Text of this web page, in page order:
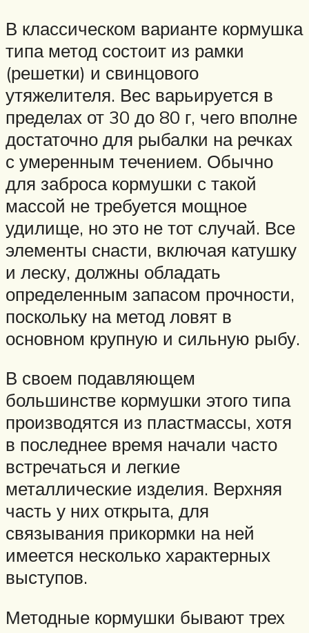
В классическом варианте кормушка
типа метод состоит из рамки
(решетки) и свинцового
утяжелителя. Вес варьируется в
пределах от 30 до 80 г, чего вполне
достаточно для рыбалки на речках
с умеренным течением. Обычно
для заброса кормушки с такой
массой не требуется мощное
удилище, но это не тот случай. Все
элементы снасти, включая катушку
и леску, должны обладать
определенным запасом прочности,
поскольку на метод ловят в
основном крупную и сильную рыбу.
В своем подавляющем
большинстве кормушки этого типа
производятся из пластмассы, хотя
в последнее время начали часто
встречаться и легкие
металлические изделия. Верхняя
часть у них открыта, для
связывания прикормки на ней
имеется несколько характерных
выступов.
Методные кормушки бывают трех